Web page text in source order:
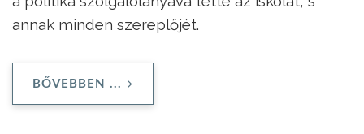
annak minden szereplőjét.
BŐVEBBEN ...